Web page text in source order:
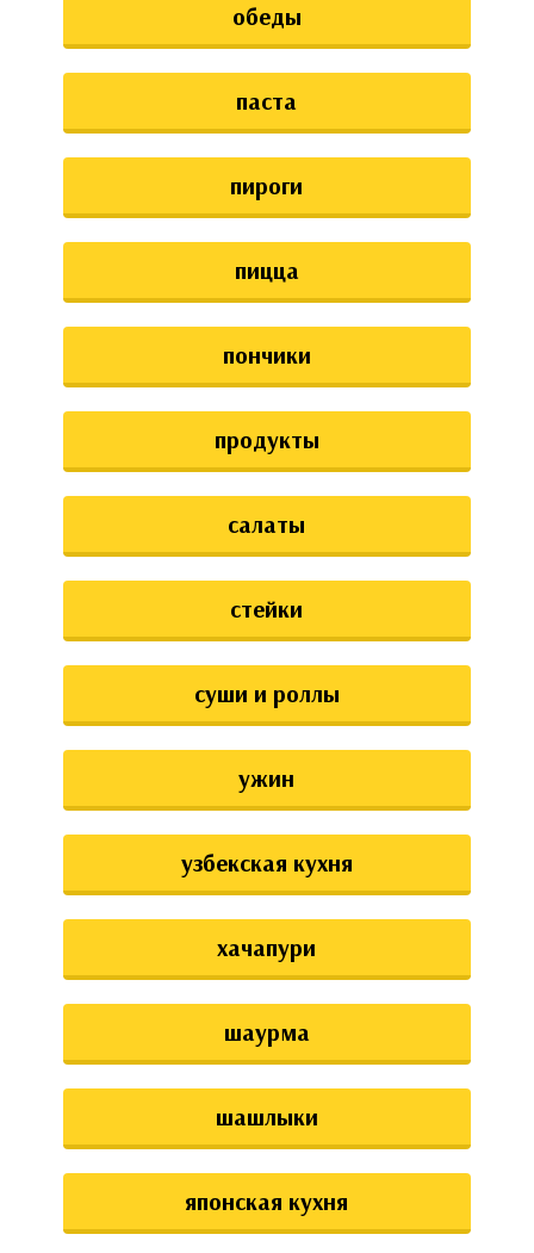
обеды
паста
пироги
пицца
пончики
продукты
салаты
стейки
суши и роллы
ужин
узбекская кухня
хачапури
шаурма
шашлыки
японская кухня